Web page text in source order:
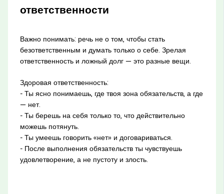
ответственности
Важно понимать: речь не о том, чтобы стать
безответственным и думать только о себе. Зрелая
ответственность и ложный долг — это разные вещи.
Здоровая ответственность:
- Ты ясно понимаешь, где твоя зона обязательств, а где
— нет.
- Ты берешь на себя только то, что действительно
можешь потянуть.
- Ты умеешь говорить «нет» и договариваться.
- После выполнения обязательств ты чувствуешь
удовлетворение, а не пустоту и злость.